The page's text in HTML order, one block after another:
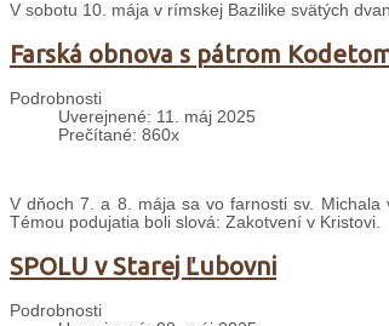
V sobotu 10. mája v rímskej Bazilike svätých
Farská obnova s pátrom
Podrobnosti
Uverejnené: 11. máj 2025
Prečítané: 860x
V dňoch 7. a 8. mája sa vo farnosti sv. Michala
Témou podujatia boli slová: Zakotvení v Kristovi.
SPOLU v Starej Ľubovni
Podrobnosti